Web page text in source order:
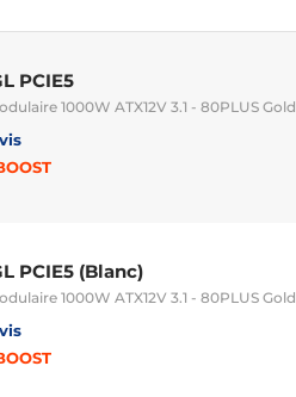
PCIE5
1000W ATX12V 3.1 - 80PLUS Gold
PCIE5 (Blanc)
1000W ATX12V 3.1 - 80PLUS Gold